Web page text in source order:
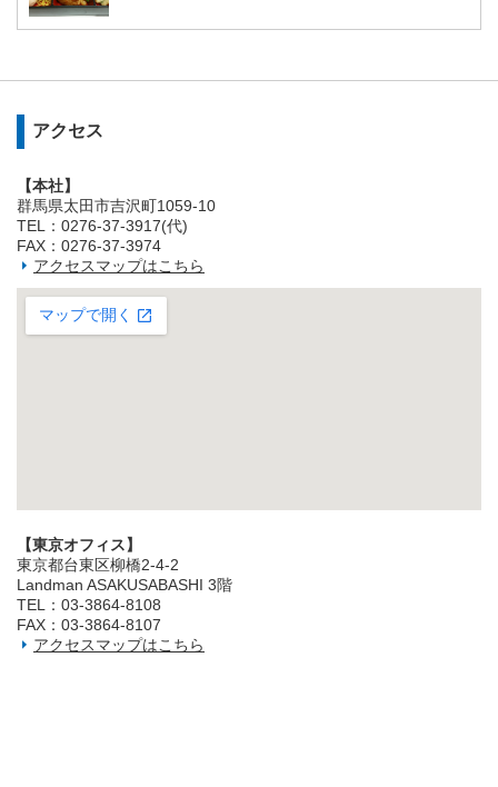
アクセス
【本社】
群馬県太田市吉沢町1059-10
TEL：0276-37-3917(代)
FAX：0276-37-3974
アクセスマップはこちら
【東京オフィス】
東京都台東区柳橋2‐4‐2
Landman ASAKUSABASHI 3階
TEL：03‐3864‐8108
FAX：03‐3864‐8107
アクセスマップはこちら